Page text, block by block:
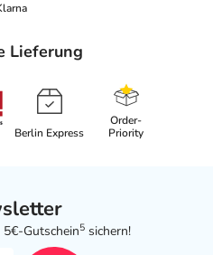
Lieferung
Berlin Express
Order-
Priority
Gutschein5 sichern!